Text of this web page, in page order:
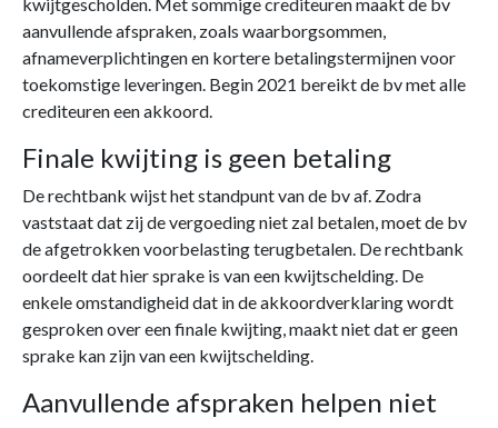
kwijtgescholden. Met sommige crediteuren maakt de bv
aanvullende afspraken, zoals waarborgsommen,
afnameverplichtingen en kortere betalingstermijnen voor
toekomstige leveringen. Begin 2021 bereikt de bv met alle
crediteuren een akkoord.
Finale kwijting is geen betaling
De rechtbank wijst het standpunt van de bv af. Zodra
vaststaat dat zij de vergoeding niet zal betalen, moet de bv
de afgetrokken voorbelasting terugbetalen. De rechtbank
oordeelt dat hier sprake is van een kwijtschelding. De
enkele omstandigheid dat in de akkoordverklaring wordt
gesproken over een finale kwijting, maakt niet dat er geen
sprake kan zijn van een kwijtschelding.
Aanvullende afspraken helpen niet